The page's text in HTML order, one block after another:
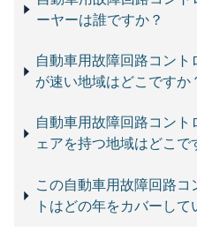
ーヤーは誰ですか？
自動車用故障回路コン
が速い地域はどこですか
自動車用故障回路コン
ェアを持つ地域はどこで
この自動車用故障回路
トはどの年をカバーして